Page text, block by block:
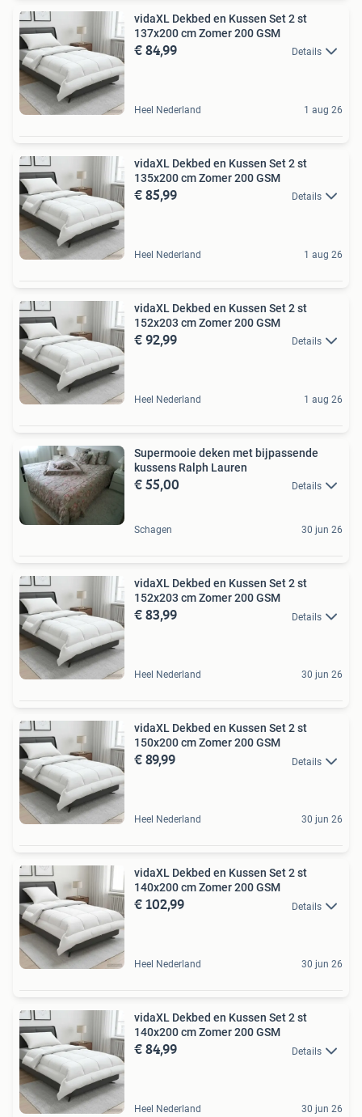
vidaXL Dekbed en Kussen Set 2 st
137x200 cm Zomer 200 GSM
€ 84,99 Details
Heel Nederland 1 aug 26
vidaXL Dekbed en Kussen Set 2 st
135x200 cm Zomer 200 GSM
€ 85,99 Details
Heel Nederland 1 aug 26
vidaXL Dekbed en Kussen Set 2 st
152x203 cm Zomer 200 GSM
€ 92,99 Details
Heel Nederland 1 aug 26
Supermooie deken met bijpassende
kussens Ralph Lauren
€ 55,00 Details
Schagen 30 jun 26
vidaXL Dekbed en Kussen Set 2 st
152x203 cm Zomer 200 GSM
€ 83,99 Details
Heel Nederland 30 jun 26
vidaXL Dekbed en Kussen Set 2 st
150x200 cm Zomer 200 GSM
€ 89,99 Details
Heel Nederland 30 jun 26
vidaXL Dekbed en Kussen Set 2 st
140x200 cm Zomer 200 GSM
€ 102,99 Details
Heel Nederland 30 jun 26
vidaXL Dekbed en Kussen Set 2 st
140x200 cm Zomer 200 GSM
€ 84,99 Details
Heel Nederland 30 jun 26